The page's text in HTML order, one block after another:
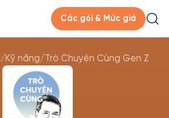
Các gói & Mức giá
/Kỹ năng/Trò Chuyện Cùng Gen Z